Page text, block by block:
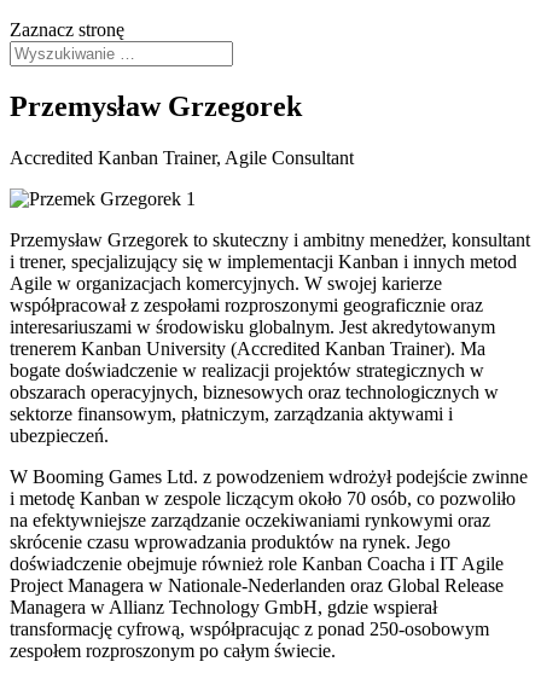
Zaznacz stronę
Przemysław Grzegorek
Accredited Kanban Trainer, Agile Consultant
Przemysław Grzegorek to skuteczny i ambitny menedżer, konsultant
i trener, specjalizujący się w implementacji Kanban i innych metod
Agile w organizacjach komercyjnych. W swojej karierze
współpracował z zespołami rozproszonymi geograficznie oraz
interesariuszami w środowisku globalnym. Jest akredytowanym
trenerem Kanban University (Accredited Kanban Trainer). Ma
bogate doświadczenie w realizacji projektów strategicznych w
obszarach operacyjnych, biznesowych oraz technologicznych w
sektorze finansowym, płatniczym, zarządzania aktywami i
ubezpieczeń.
W Booming Games Ltd. z powodzeniem wdrożył podejście zwinne
i metodę Kanban w zespole liczącym około 70 osób, co pozwoliło
na efektywniejsze zarządzanie oczekiwaniami rynkowymi oraz
skrócenie czasu wprowadzania produktów na rynek. Jego
doświadczenie obejmuje również role Kanban Coacha i IT Agile
Project Managera w Nationale-Nederlanden oraz Global Release
Managera w Allianz Technology GmbH, gdzie wspierał
transformację cyfrową, współpracując z ponad 250-osobowym
zespołem rozproszonym po całym świecie.